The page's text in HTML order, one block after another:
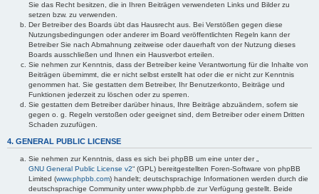
Sie das Recht besitzen, die in Ihren Beiträgen verwendeten Links und Bilder zu
setzen bzw. zu verwenden.
Der Betreiber des Boards übt das Hausrecht aus. Bei Verstößen gegen diese
Nutzungsbedingungen oder anderer im Board veröffentlichten Regeln kann der
Betreiber Sie nach Abmahnung zeitweise oder dauerhaft von der Nutzung dieses
Boards ausschließen und Ihnen ein Hausverbot erteilen.
Sie nehmen zur Kenntnis, dass der Betreiber keine Verantwortung für die Inhalte von
Beiträgen übernimmt, die er nicht selbst erstellt hat oder die er nicht zur Kenntnis
genommen hat. Sie gestatten dem Betreiber, Ihr Benutzerkonto, Beiträge und
Funktionen jederzeit zu löschen oder zu sperren.
Sie gestatten dem Betreiber darüber hinaus, Ihre Beiträge abzuändern, sofern sie
gegen o. g. Regeln verstoßen oder geeignet sind, dem Betreiber oder einem Dritten
Schaden zuzufügen.
4. GENERAL PUBLIC LICENSE
Sie nehmen zur Kenntnis, dass es sich bei phpBB um eine unter der „
GNU General Public License v2“ (GPL) bereitgestellten Foren-Software von phpBB
Limited (www.phpbb.com) handelt; deutschsprachige Informationen werden durch die
deutschsprachige Community unter www.phpbb.de zur Verfügung gestellt. Beide